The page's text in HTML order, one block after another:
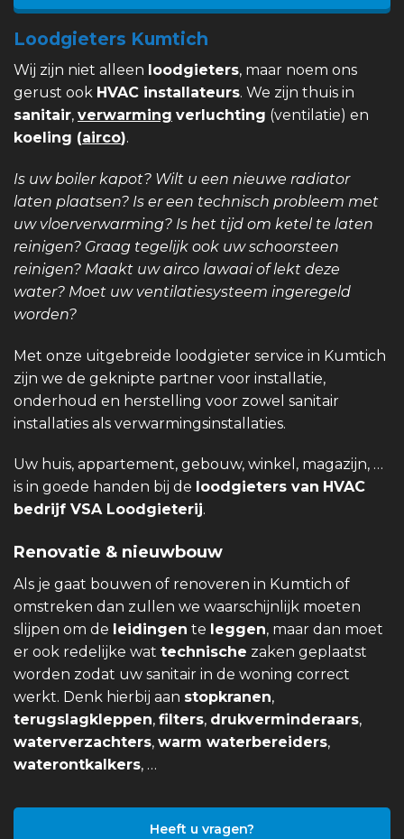
Loodgieters Kumtich
Wij zijn niet alleen loodgieters, maar noem ons
gerust ook HVAC installateurs. We zijn thuis in
sanitair, verwarming verluchting (ventilatie) en
koeling (airco).
Is uw boiler kapot? Wilt u een nieuwe radiator
laten plaatsen? Is er een technisch probleem met
uw vloerverwarming? Is het tijd om ketel te laten
reinigen? Graag tegelijk ook uw schoorsteen
reinigen? Maakt uw airco lawaai of lekt deze
water? Moet uw ventilatiesysteem ingeregeld
worden?
Met onze uitgebreide loodgieter service in Kumtich
zijn we de geknipte partner voor installatie,
onderhoud en herstelling voor zowel sanitair
installaties als verwarmingsinstallaties.
Uw huis, appartement, gebouw, winkel, magazijn, …
is in goede handen bij de loodgieters van HVAC
bedrijf VSA Loodgieterij.
Renovatie & nieuwbouw
Als je gaat bouwen of renoveren in Kumtich of
omstreken dan zullen we waarschijnlijk moeten
slijpen om de leidingen te leggen, maar dan moet
er ook redelijke wat technische zaken geplaatst
worden zodat uw sanitair in de woning correct
werkt. Denk hierbij aan stopkranen,
terugslagkleppen, filters, drukverminderaars,
waterverzachters, warm waterbereiders,
waterontkalkers, …
Heeft u vragen?